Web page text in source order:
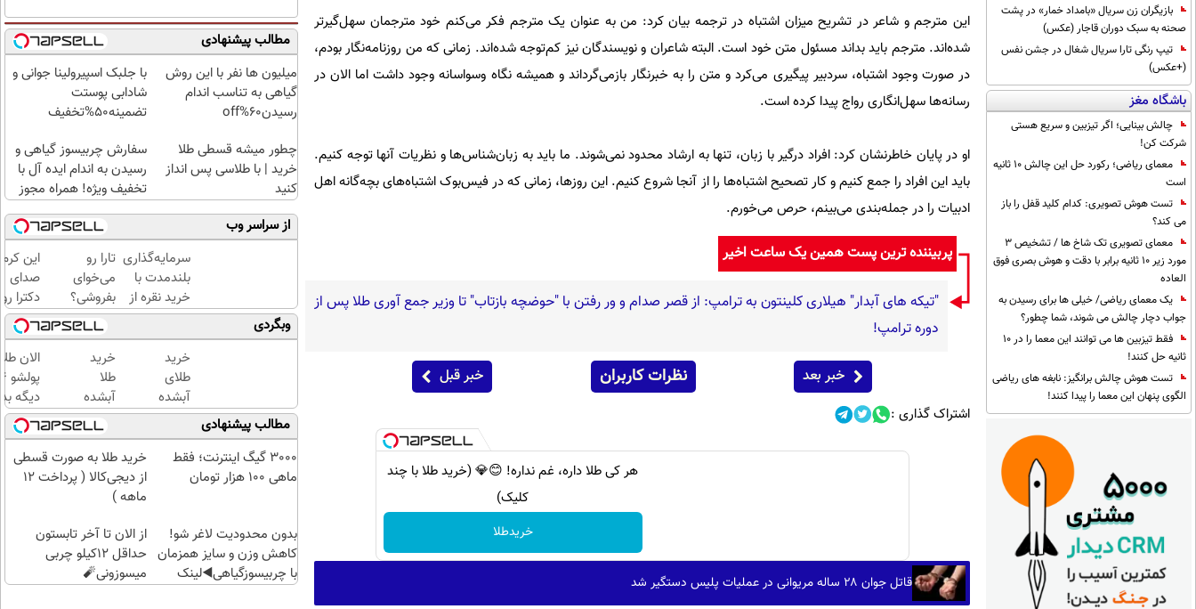
بازیگران زن سریال «بامداد خمار» در پشت
صحنه به سبک دوران قاجار (عکس)
تیپ رنگی تارا سریال شغال در جشن نفس
(+عکس)
باشگاه مغز
چالش بینایی؛ اگر تیزبین و سریع هستی
شرکت کن!
معمای ریاضی؛ رکورد حل این چالش 10 ثانیه
است
تست هوش تصویری: کدام کلید قفل را باز
می کند؟
معمای تصویری تک شاخ ها / تشخیص 3
مورد زیر 10 ثانیه برابر با دقت و هوش بصری فوق
العاده
یک معمای ریاضی/ خیلی ها برای رسیدن به
جواب دچار چالش می شوند، شما چطور؟
فقط تیزبین ها می توانند این معما را در 10
ثانیه حل کنند!
تست هوش چالش برانگیز: نابغه های ریاضی
الگوی پنهان این معما را پیدا کنند!
این مترجم و شاعر در تشریح میزان اشتباه در ترجمه بیان کرد: من به عنوان یک مترجم فکر می‌کنم خود مترجمان سهل‌گیرتر
شده‌اند. مترجم باید بداند مسئول متن خود است. البته شاعران و نویسندگان نیز کم‌توجه شده‌اند. زمانی که من روزنامه‌نگار بودم،
در صورت وجود اشتباه، سردبیر پیگیری می‌کرد و متن را به خبرنگار بازمی‌گرداند و همیشه نگاه وسواسانه وجود داشت اما الان در
رسانه‌ها سهل‌انگاری رواج پیدا کرده است.
او در پایان خاطرنشان کرد: افراد درگیر با زبان، تنها به ارشاد محدود نمی‌شوند. ما باید به زبان‌شناس‌ها و نظریات آنها توجه کنیم.
باید این افراد را جمع کنیم و کار تصحیح اشتباه‌ها را از آنجا شروع کنیم. این روزها، زمانی که در فیس‌بوک اشتباه‌های بچه‌گانه اهل
ادبیات را در جمله‌بندی می‌بینم، حرص می‌خورم.
پربیننده ترین پست همین یک ساعت اخیر
"تیکه های آبدار" هیلاری کلینتون به ترامپ: از قصر صدام و ور رفتن با "حوضچه بازتاب" تا وزیر جمع آوری طلا پس از
دوره ترامپ!
خبر بعد نظرات کاربران خبر قبل
اشتراک گذاری :
هر کی طلا داره، غم نداره! 😊💎 (خرید طلا با چند
کلیک)
خریدطلا
قاتل جوان ۲۸ ساله مریوانی در عملیات پلیس دستگیر شد
مطالب پیشنهادی
میلیون ها نفر با این روش
گیاهی به تناسب اندام
رسیدن60%off
با جلبک اسپیرولینا جوانی و
شادابی پوستت
تضمینه50%تخفیف
چطور میشه قسطی طلا
خرید | با طلاسی پس انداز
کنید
سفارش چربیسوز گیاهی و
رسیدن به اندام ایده آل با
تخفیف ویژه! همراه مجوز
از سراسر وب
سرمایه‌گذاری
بلندمدت با
خرید نقره از
دیجی‌کالا
تارا رو
می‌خوای
بفروشی؟
با
خودرو۴۵
یک‌روزه
بفروشش
این کرم
صدای
دکترا رو
در اورده
😳
چون
دیگه
نیازی
نداری
بوتاکس
کنی!!!
وبگردی
خرید
طلای
آبشده
حتی با
۱۰۰هزارتومان
خرید
طلا
آبشده
با 100
هزار
تومن
الان
دیگه
طلا با
بی‌بهره
مطالب پیشنهادی
3000 گیگ اینترنت؛ فقط
ماهی 100 هزار تومان
خرید طلا به صورت قسطی
از دیجی‌کالا ( پرداخت 12
ماهه )
بدون محدودیت لاغر شو!
کاهش وزن و سایز همزمان
با چربیسوزگیاهی◀️لینک
از الان تا آخر تابستون
حداقل 12کیلو چربی
میسوزونی🧨